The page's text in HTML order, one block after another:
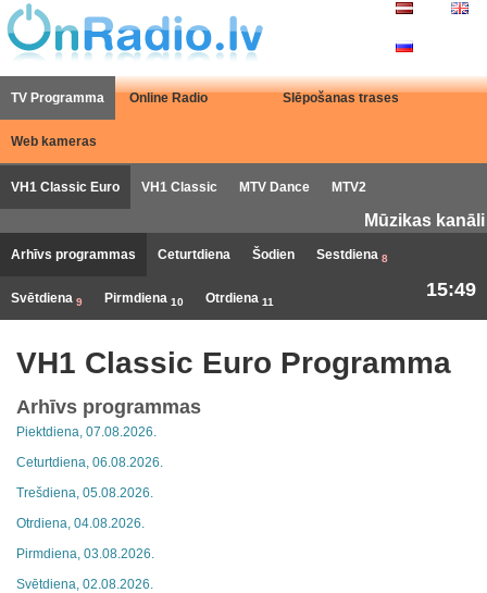
TV Programma Online Radio Slēpošanas trases
Web kameras
VH1 Classic Euro VH1 Classic MTV Dance MTV2
Mūzikas kanāli
Arhīvs programmas Ceturtdiena Šodien Sestdiena 8
Svētdiena 9 Pirmdiena 10 Otrdiena 11
15:49
VH1 Classic Euro Programma
Arhīvs programmas
Piektdiena, 07.08.2026.
Ceturtdiena, 06.08.2026.
Trešdiena, 05.08.2026.
Otrdiena, 04.08.2026.
Pirmdiena, 03.08.2026.
Svētdiena, 02.08.2026.